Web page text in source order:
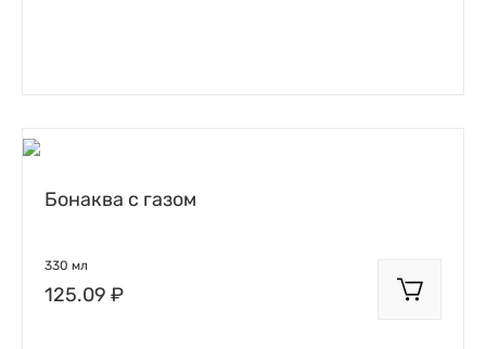
Бонаква с газом
330 мл
125.09 ₽